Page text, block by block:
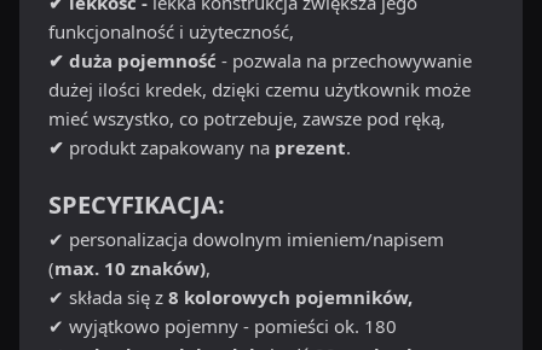
funkcjonalność i użyteczność,
✔ duża pojemność - pozwala na przechowywanie
dużej ilości kredek, dzięki czemu użytkownik może
mieć wszystko, co potrzebuje, zawsze pod ręką,
✔ produkt zapakowany na prezent.
SPECYFIKACJA:
✔ personalizacja dowolnym imieniem/napisem
(max. 10 znaków),
✔ składa się z 8 kolorowych pojemników,
✔ wyjątkowo pojemny - pomieści ok. 180